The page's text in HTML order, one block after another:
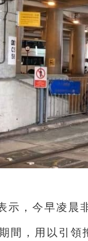
示，今早凌晨
間，用以引領